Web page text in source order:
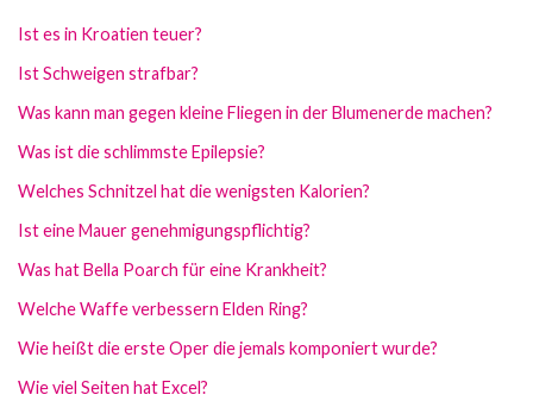
Ist es in Kroatien teuer?
Ist Schweigen strafbar?
Was kann man gegen kleine Fliegen in der Blumenerde machen?
Was ist die schlimmste Epilepsie?
Welches Schnitzel hat die wenigsten Kalorien?
Ist eine Mauer genehmigungspflichtig?
Was hat Bella Poarch für eine Krankheit?
Welche Waffe verbessern Elden Ring?
Wie heißt die erste Oper die jemals komponiert wurde?
Wie viel Seiten hat Excel?